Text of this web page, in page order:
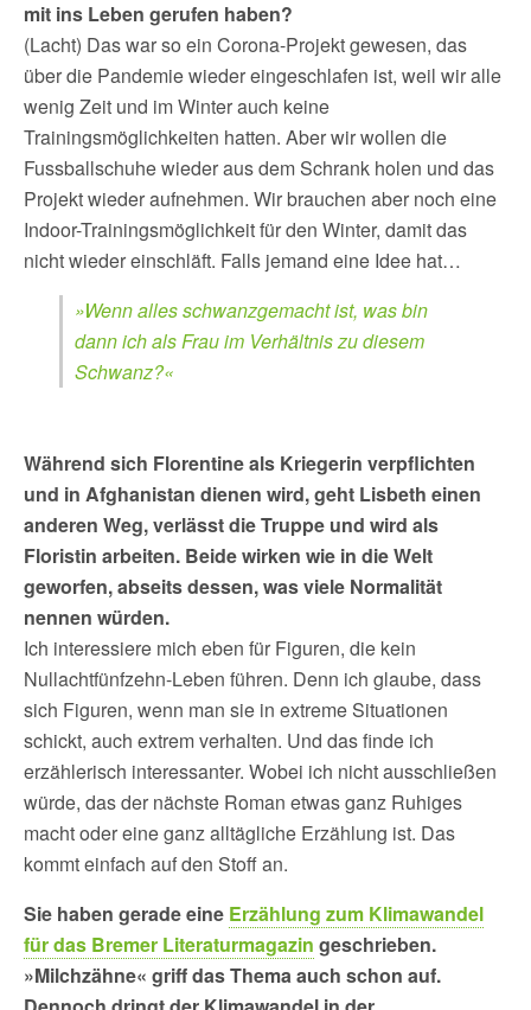
mit ins Leben gerufen haben?
(Lacht) Das war so ein Corona-Projekt gewesen, das
über die Pandemie wieder eingeschlafen ist, weil wir alle
wenig Zeit und im Winter auch keine
Trainingsmöglichkeiten hatten. Aber wir wollen die
Fussballschuhe wieder aus dem Schrank holen und das
Projekt wieder aufnehmen. Wir brauchen aber noch eine
Indoor-Trainingsmöglichkeit für den Winter, damit das
nicht wieder einschläft. Falls jemand eine Idee hat…
»Wenn alles schwanzgemacht ist, was bin
dann ich als Frau im Verhältnis zu diesem
Schwanz?«
Während sich Florentine als Kriegerin verpflichten
und in Afghanistan dienen wird, geht Lisbeth einen
anderen Weg, verlässt die Truppe und wird als
Floristin arbeiten. Beide wirken wie in die Welt
geworfen, abseits dessen, was viele Normalität
nennen würden.
Ich interessiere mich eben für Figuren, die kein
Nullachtfünfzehn-Leben führen. Denn ich glaube, dass
sich Figuren, wenn man sie in extreme Situationen
schickt, auch extrem verhalten. Und das finde ich
erzählerisch interessanter. Wobei ich nicht ausschließen
würde, das der nächste Roman etwas ganz Ruhiges
macht oder eine ganz alltägliche Erzählung ist. Das
kommt einfach auf den Stoff an.
Sie haben gerade eine Erzählung zum Klimawandel
für das Bremer Literaturmagazin geschrieben.
»Milchzähne« griff das Thema auch schon auf.